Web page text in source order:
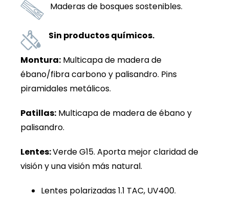
Maderas de bosques sostenibles.
Sin productos químicos.
Montura:Multicapa de madera de
ébano/fibra carbono y palisandro. Pins
piramidales metálicos.
Patillas:Multicapa de madera de ébano y
palisandro.
Lentes:Verde G15. Aporta mejor claridad de
visión y una visión más natural.
Lentes polarizadas 1.1 TAC, UV400.